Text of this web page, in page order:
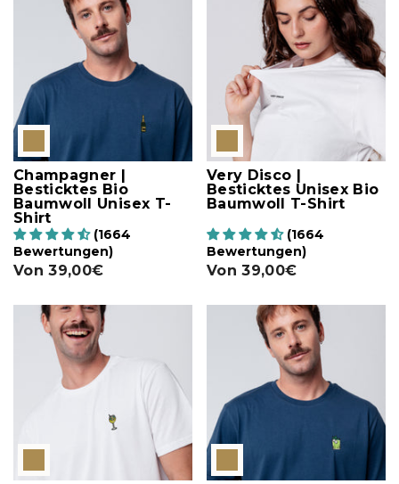
Champagner |
Besticktes Bio
Baumwoll Unisex T-
Shirt
(1664
Bewertungen)
Von 39,00€
Very Disco |
Besticktes Unisex Bio
Baumwoll T-Shirt
(1664
Bewertungen)
Von 39,00€